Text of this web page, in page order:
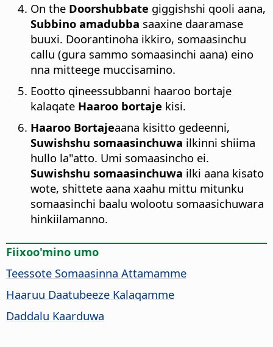
On the Doorshubbate giggishshi qooli aana,
Subbino amadubba saaxine daaramase
buuxi. Doorantinoha ikkiro, somaasinchu
callu (gura sammo somaasinchi aana) eino
nna mitteege muccisamino.
Eootto qineessubbanni haaroo bortaje
kalaqate Haaroo bortaje kisi.
Haaroo Bortajeaana kisitto gedeenni,
Suwishshu somaasinchuwa ilkinni shiima
hullo la"atto. Umi somaasincho ei.
Suwishshu somaasinchuwa ilki aana kisato
wote, shittete aana xaahu mittu mitunku
somaasinchi baalu wolootu somaasichuwara
hinkiilamanno.
Fiixoo'mino umo
Teessote Somaasinna Attamamme
Haaruu Daatubeeze Kalaqamme
Daddalu Kaarduwa